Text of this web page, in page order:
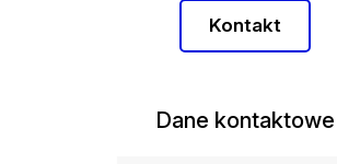
Kontakt
Dane kontaktowe